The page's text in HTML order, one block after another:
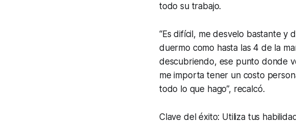
todo su trabajo.
“Es difícil, me desvelo bastante y
duermo como hasta las 4 de la
descubriendo, ese punto donde
me importa tener un costo
todo lo que hago”, recalcó.
Clave del éxito: Utiliza tus